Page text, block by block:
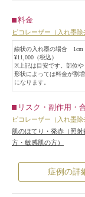
料金
ピコレーザー（入れ墨除
線状の入れ墨の場合 1cm
¥11,000（税込）
※上記は目安です。部位や
形状によっては料金が割増
になります。
リスク・副作用・
ピコレーザー（入れ墨除
肌のほてり・発赤（照
方・敏感肌の方）
症例の詳